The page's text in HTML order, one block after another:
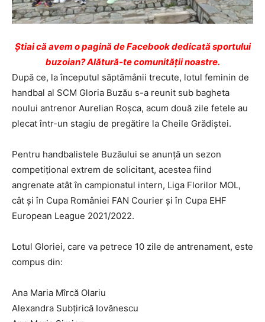
Ştiai că avem o pagină de Facebook dedicată sportului
buzoian? Alătură-te comunității noastre.
După ce, la începutul săptămânii trecute, lotul feminin de
handbal al SCM Gloria Buzău s-a reunit sub bagheta
noului antrenor Aurelian Roșca, acum două zile fetele au
plecat într-un stagiu de pregătire la Cheile Grădiștei.
Pentru handbalistele Buzăului se anunță un sezon
competițional extrem de solicitant, acestea fiind
angrenate atât în campionatul intern, Liga Florilor MOL,
cât și în Cupa României FAN Courier și în Cupa EHF
European League 2021/2022.
Lotul Gloriei, care va petrece 10 zile de antrenament, este
compus din:
Ana Maria Mîrcă Olariu
Alexandra Subțirică Iovănescu